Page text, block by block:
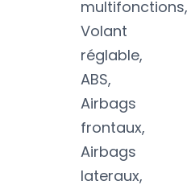
multifonctions,
Volant
réglable,
ABS,
Airbags
frontaux,
Airbags
lateraux,